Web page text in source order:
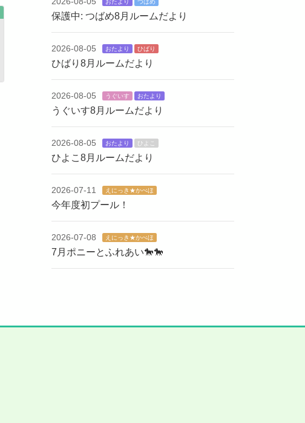
おたより つばめ
保護中: つばめ8月ルームだより
2026-08-05 おたより ひばり
ひばり8月ルームだより
2026-08-05 うぐいす おたより
うぐいす8月ルームだより
2026-08-05 おたより ひよこ
ひよこ8月ルームだより
2026-07-11 えにっき★かべほ
今年度初プール！
2026-07-08 えにっき★かべほ
7月ポニーとふれあい🐎🐎